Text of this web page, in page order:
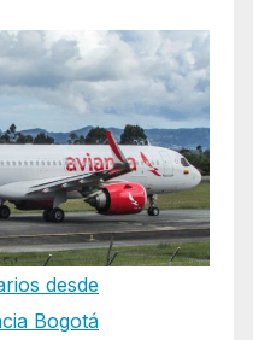
desde
Bogotá